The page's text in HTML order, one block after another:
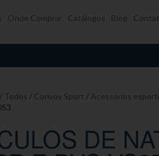
Onde Comprar Catálogos Blog
/ Todos / Convoy Sport / Acessórios
DE